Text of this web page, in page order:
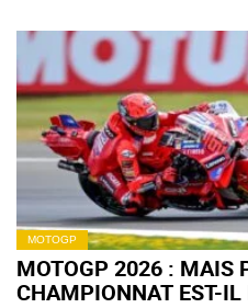
MOTOGP
MOTOGP 2026 : MAIS
CHAMPIONNAT EST-IL